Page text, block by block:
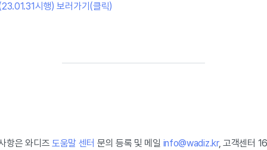
시행) 보러가기(클릭)
항은와디즈 도움말 센터 문의 등록 및 메일 info@wadiz.kr, 고객센터